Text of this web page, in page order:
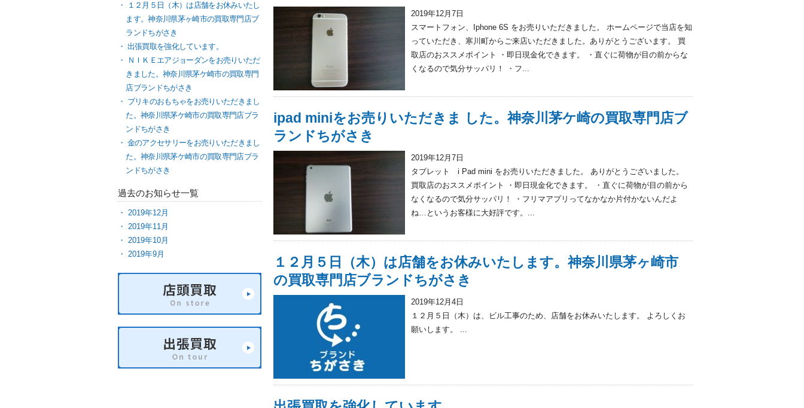
2019年12月7日
スマートフォン、Iphone 6S をお売りいただきました。 ホームページで当店を知
っていただき、寒川町からご来店いただきました。ありがとうございます。 買
取店のおススメポイント ・即日現金化できます。 ・直ぐに荷物が目の前からな
くなるので気分サッパリ！ ・フ...
ipad miniをお売りいただきま した。神奈川茅ケ崎の買取専門店ブ
ランドちがさき
2019年12月7日
タブレット i Pad mini をお売りいただきました。 ありがとうございました。
買取店のおススメポイント ・即日現金化できます。 ・直ぐに荷物が目の前から
なくなるので気分サッパリ！ ・フリマアプリってなかなか片付かないんだよ
ね…というお客様に大好評です。...
１２月５日（木）は店舗をお休みいたします。神奈川県茅ヶ崎市
の買取専門店ブランドちがさき
2019年12月4日
１２月５日（木）は、ビル工事のため、店舗をお休みいたします。 よろしくお
願いします。 ...
１２月５日（木）は店舗をお休みいたし
ます。神奈川県茅ヶ崎市の買取専門店ブ
ランドちがさき
出張買取を強化しています。
ＮＩＫＥエアジョーダンをお売りいただ
きました。神奈川県茅ケ崎市の買取専門
店ブランドちがさき
ブリキのおもちゃをお売りいただきまし
た。神奈川県茅ケ崎市の買取専門店ブラ
ンドちがさき
金のアクセサリーをお売りいただきまし
た。神奈川県茅ケ崎市の買取専門店ブラ
ンドちがさき
過去のお知らせ一覧
2019年12月
2019年11月
2019年10月
2019年9月